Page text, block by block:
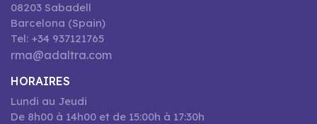
08203 Sabadell
Barcelona (Spain)
Tel: +34 937121765
rma@adaltra.com
HORAIRES
Lundi au Jeudi
De 8h00 à 14h00 et de 15:00h à 17:30h